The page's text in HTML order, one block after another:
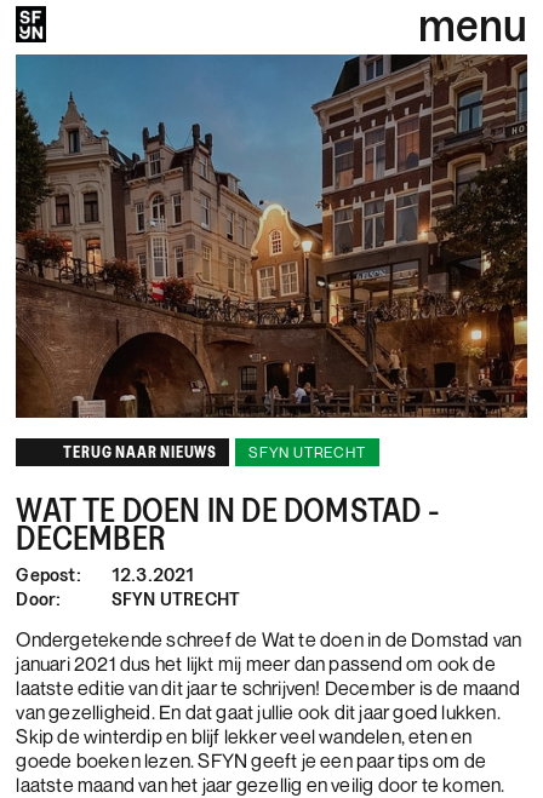
menu
TERUG NAAR NIEUWS SFYN UTRECHT
WAT TE DOEN IN DE DOMSTAD -
DECEMBER
Gepost:
12.3.2021
Door:
SFYN UTRECHT
Ondergetekende schreef de Wat te doen in de Domstad van
januari 2021 dus het lijkt mij meer dan passend om ook de
laatste editie van dit jaar te schrijven! December is de maand
van gezelligheid. En dat gaat jullie ook dit jaar goed lukken.
Skip de winterdip en blijf lekker veel wandelen, eten en
goede boeken lezen. SFYN geeft je een paar tips om de
laatste maand van het jaar gezellig en veilig door te komen.